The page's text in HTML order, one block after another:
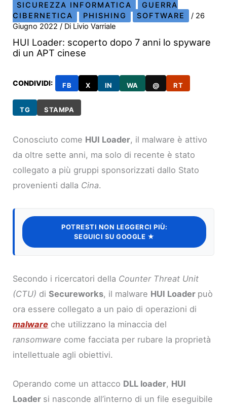
SICUREZZA INFORMATICA
GUERRA
CIBERNETICA
PHISHING SOFTWARE / 26
Giugno 2022/ Di Livio Varriale
HUI Loader: scoperto dopo 7 anni lo spyware
di un APT cinese
CONDIVIDI: FB X IN WA @ RT
TG STAMPA
Conosciuto come HUI Loader, il malware è attivo
da oltre sette anni, ma solo di recente è stato
collegato a più gruppi sponsorizzati dallo Stato
provenienti dalla Cina.
POTRESTI NON LEGGERCI PIÙ:
SEGUICI SU GOOGLE ★
Secondo i ricercatori della Counter Threat Unit
(CTU) diSecureworks, il malware HUI Loader può
ora essere collegato a un paio di operazioni di
malware che utilizzano la minaccia del
ransomware come facciata per rubare la proprietà
intellettuale agli obiettivi.
Operando come un attacco DLL loader, HUI
Loader si nasconde all’interno di un file eseguibile